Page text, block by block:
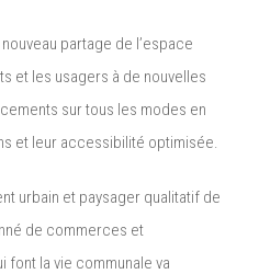
partage de l’espace
et les usagers à de nouvelles
sur tous les modes en
et leur accessibilité optimisée.
urbain et paysager qualitatif de
de commerces et
font la vie communale va